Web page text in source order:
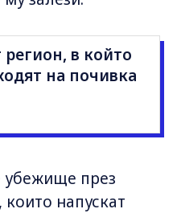
регион, в който
на почивка
убежище през
напускат